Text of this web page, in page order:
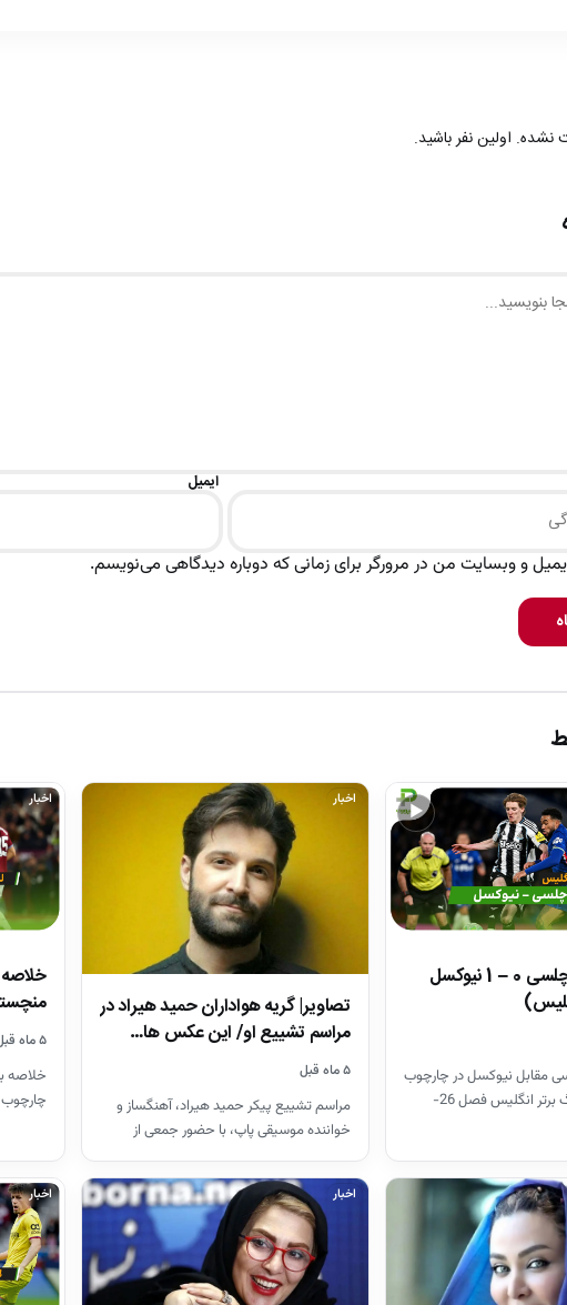
نشده. اولین نفر باشید.
ایمیل
و وبسایت من در مرورگر برای زمانی که دوباره دیدگاهی می‌نویسم.
▶
خلاصه بازی چلسی 0 – 1 نیوکسل
مقابل نیوکسل در چارچوب
هفته سی ام لیگ برتر انگلیس فصل 26-
اخبار
تصاویر| گریه هواداران حمید هیراد در
مراسم تشییع او/ این عکس ها…
۵ ماه قبل
مراسم تشییع پیکر حمید هیراد، آهنگساز و
خواننده موسیقی پاپ، با حضور جمعی از
اخبار
۵ ماه قبل
خلاصه
اخبار اخبار